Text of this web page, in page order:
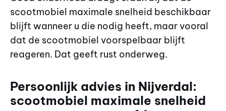
scootmobiel maximale snelheid beschikbaar
blijft wanneer u die nodig heeft, maar vooral
dat de scootmobiel voorspelbaar blijft
reageren. Dat geeft rust onderweg.
Persoonlijk advies in Nijverdal:
scootmobiel maximale snelheid